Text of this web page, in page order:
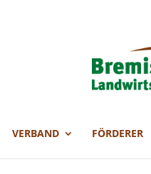
VERBAND FÖRDERER